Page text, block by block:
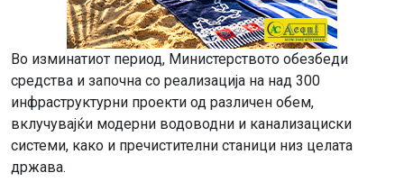
Во изминатиот период, Министерството обезбеди
средства и започна со реализација на над 300
инфраструктурни проекти од различен обем,
вклучувајќи модерни водоводни и канализациски
системи, како и пречистителни станици низ целата
држава.